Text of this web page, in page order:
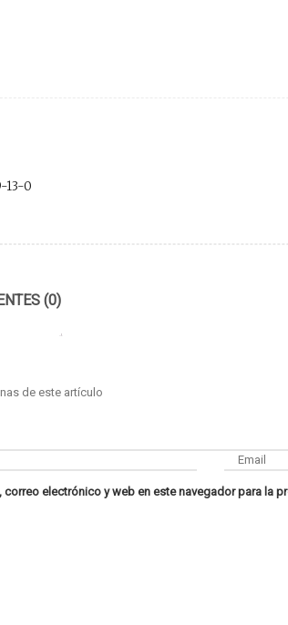
13-0
(0)
correo electrónico y web en este navegador para la